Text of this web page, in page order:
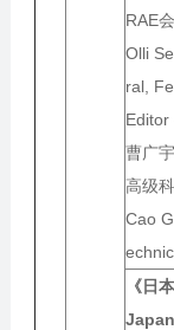
RAE
Olli
ral,
Editor
曹广
高级
Cao
《日